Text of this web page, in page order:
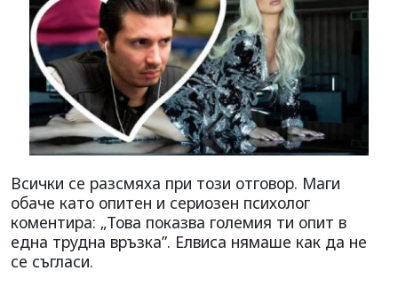
Всички се разсмяха при този отговор. Маги
обаче като опитен и сериозен психолог
коментира: „Това показва големия ти опит в
една трудна връзка”. Елвиса нямаше как да не
се съгласи.